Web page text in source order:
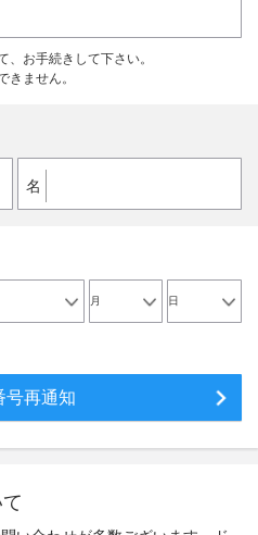
、お手続きして下さい。
きません。
名